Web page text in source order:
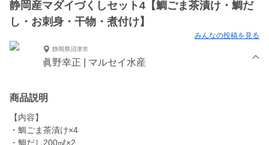
静岡産マダイづくしセット4【鯛ごま茶漬け・鯛だ
し・お刺身・干物・煮付け】
みんなの投稿を見る
静岡県沼津市
眞野幸正 | マルセイ水産
商品説明
【内容】
・鯛ごま茶漬け×4
・鯛だし200㎖×2